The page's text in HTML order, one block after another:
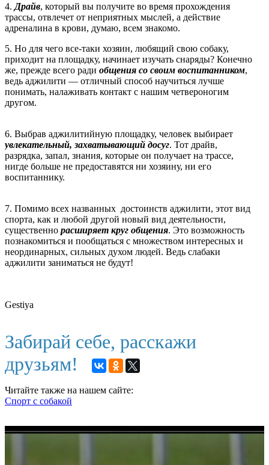
4. Драйв, который вы получите во время прохождения
трассы, отвлечет от неприятных мыслей, а действие
адреналина в крови, думаю, всем знакомо.
5. Но для чего все-таки хозяин, любящий свою собаку,
приходит на площадку, начинает изучать снаряды? Конечно
же, прежде всего ради общения со своим воспитанником,
ведь аджилити — отличный способ научиться лучше
понимать, налаживать контакт с нашим четвероногим
другом.
6. Выбрав аджилитийную площадку, человек выбирает
увлекательный, захватывающий досуг. Тот драйв,
разрядка, запал, знания, которые он получает на трассе,
нигде больше не предоставятся ни хозяину, ни его
воспитаннику.
7. Помимо всех названных достоинств аджилити, этот вид
спорта, как и любой другой новый вид деятельности,
существенно расширяет круг общения. Это возможность
познакомиться и пообщаться с множеством интересных и
неординарных, сильных духом людей. Ведь слабаки
аджилити заниматься не будут!
Gestiya
Забирай себе, расскажи
друзьям!
Читайте также на нашем сайте:
Спорт с собакой